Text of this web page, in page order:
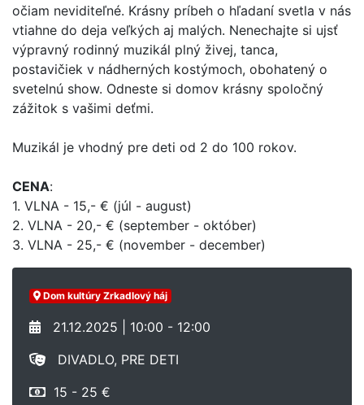
očiam neviditeľné. Krásny príbeh o hľadaní svetla v nás
vtiahne do deja veľkých aj malých. Nenechajte si ujsť
výpravný rodinný muzikál plný živej, tanca,
postavičiek v nádherných kostýmoch, obohatený o
svetelnú show. Odneste si domov krásny spoločný
zážitok s vašimi deťmi.
Muzikál je vhodný pre deti od 2 do 100 rokov.
CENA:
1. VLNA - 15,- € (júl - august)
2. VLNA - 20,- € (september - október)
3. VLNA - 25,- € (november - december)
Dom kultúry Zrkadlový háj
21.12.2025 | 10:00 - 12:00
DIVADLO, PRE DETI
15 - 25 €